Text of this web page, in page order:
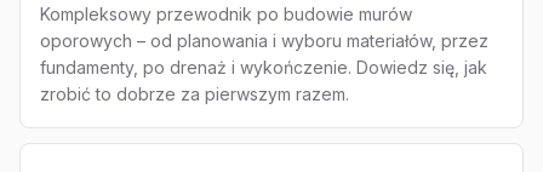
Kompleksowy przewodnik po budowie murów
oporowych – od planowania i wyboru materiałów, przez
fundamenty, po drenaż i wykończenie. Dowiedz się, jak
zrobić to dobrze za pierwszym razem.